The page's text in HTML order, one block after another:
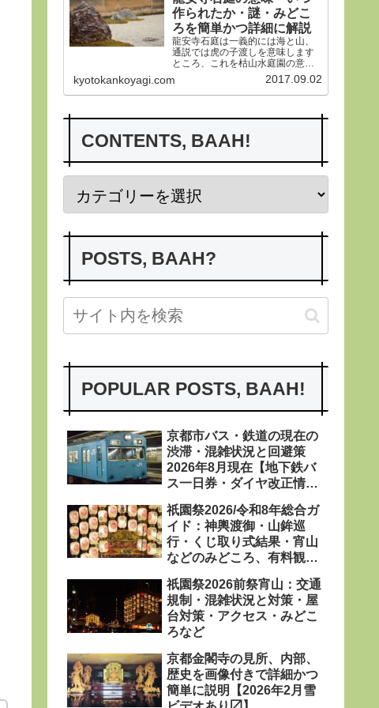
作られたか・謎・みどこ
ろを簡単かつ詳細に解説
龍安寺石庭は一義的には海と山、
通説では虎の子渡しを意味します
ところ、これを枯山水庭園の意義
から詳らかにします。その後、い
つ作られたかなど龍安寺の歴史や
謎、みどころにつき紹介申し上げ
kyotokankoyagi.com 2017.09.02
CONTENTS, BAAH!
POSTS, BAAH?
POPULAR POSTS, BAAH!
京都市バス・鉄道の現在の
渋滞・混雑状況と回避策
2026年8月現在【地下鉄バ
ス一日券・ダイヤ改正情報
祇園祭2026/令和8年総合ガ
イド：神輿渡御・山鉾巡
行・くじ取り式結果・宵山
などのみどころ、有料観覧
などを網羅
祇園祭2026前祭宵山：交通
規制・混雑状況と対策・屋
台対策・アクセス・みどこ
ろなど
京都金閣寺の見所、内部、
歴史を画像付きで詳細かつ
簡単に説明【2026年2月雪